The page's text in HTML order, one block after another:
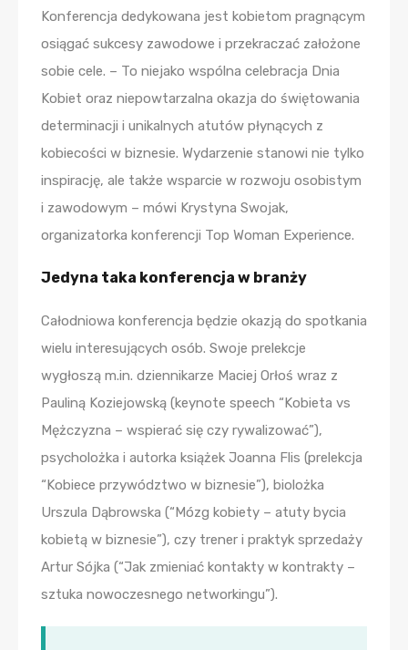
Konferencja dedykowana jest kobietom pragnącym
osiągać sukcesy zawodowe i przekraczać założone
sobie cele. – To niejako wspólna celebracja Dnia
Kobiet oraz niepowtarzalna okazja do świętowania
determinacji i unikalnych atutów płynących z
kobiecości w biznesie. Wydarzenie stanowi nie tylko
inspirację, ale także wsparcie w rozwoju osobistym
i zawodowym – mówi Krystyna Swojak,
organizatorka konferencji Top Woman Experience.
Jedyna taka konferencja w branży
Całodniowa konferencja będzie okazją do spotkania
wielu interesujących osób. Swoje prelekcje
wygłoszą m.in. dziennikarze Maciej Orłoś wraz z
Pauliną Koziejowską (keynote speech “Kobieta vs
Mężczyzna – wspierać się czy rywalizować”),
psycholożka i autorka książek Joanna Flis (prelekcja
“Kobiece przywództwo w biznesie”), biolożka
Urszula Dąbrowska (“Mózg kobiety – atuty bycia
kobietą w biznesie”), czy trener i praktyk sprzedaży
Artur Sójka (“Jak zmieniać kontakty w kontrakty –
sztuka nowoczesnego networkingu”).